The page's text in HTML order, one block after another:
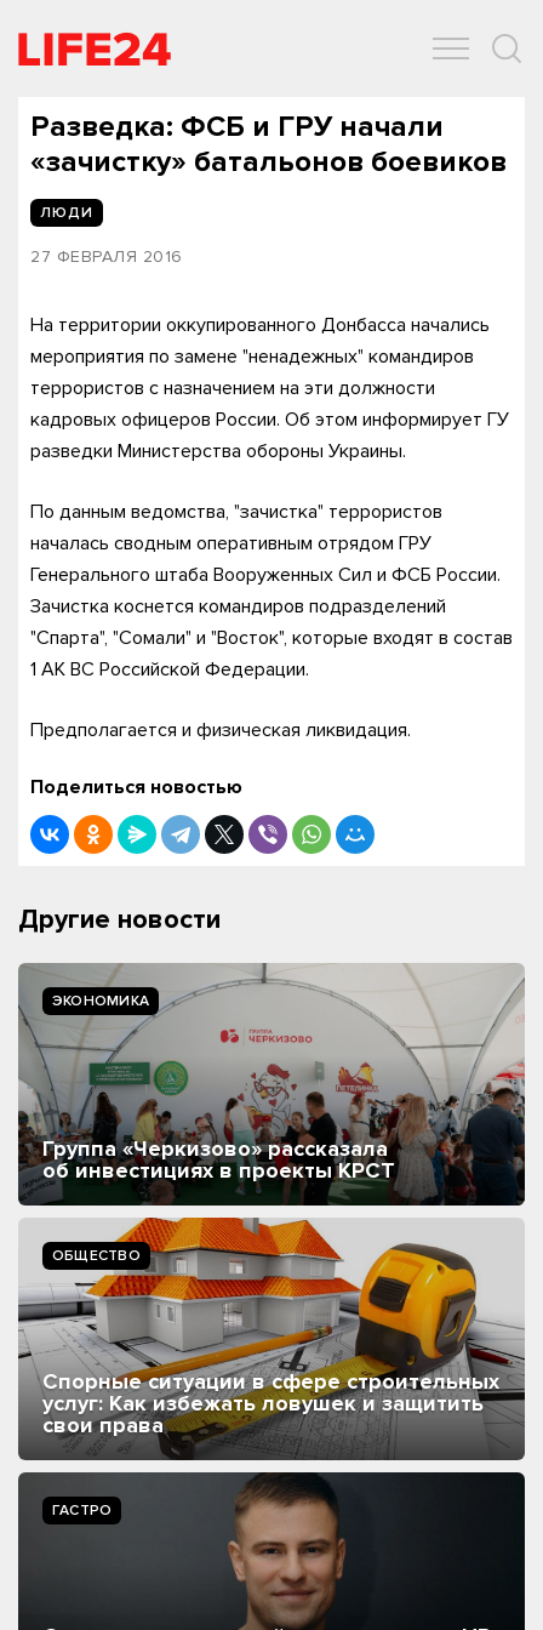
Разведка: ФСБ и ГРУ начали
«зачистку» батальонов боевиков
ЛЮДИ
27 ФЕВРАЛЯ 2016
На территории оккупированного Донбасса начались
мероприятия по замене "ненадежных" командиров
террористов с назначением на эти должности
кадровых офицеров России. Об этом информирует ГУ
разведки Министерства обороны Украины.
По данным ведомства, "зачистка" террористов
началась сводным оперативным отрядом ГРУ
Генерального штаба Вооруженных Сил и ФСБ России.
Зачистка коснется командиров подразделений
"Спарта", "Сомали" и "Восток", которые входят в состав
1 АК ВС Российской Федерации.
Предполагается и физическая ликвидация.
Поделиться новостью
Другие новости
ЭКОНОМИКА
Группа «Черкизово» рассказала
об инвестициях в проекты КРСТ
ОБЩЕСТВО
Спорные ситуации в сфере строительных
услуг: Как избежать ловушек и защитить
свои права
ГАСТРО